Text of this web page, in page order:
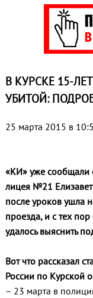
В КУРСКЕ 15-
УБИТОЙ:
25 марта 2015 в
«КИ» уже сообщали
лицея №21
после уроков ушла
проезда, и с тех
удалось выяснить
Вот что рассказал
России по Курской
– 23 марта в